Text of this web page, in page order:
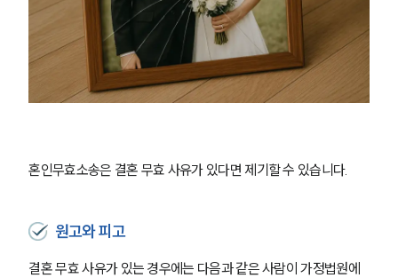
혼인무효소송은 결혼 무효 사유가 있다면 제기할 수 있습니다.
원고와 피고
결혼 무효 사유가 있는 경우에는 다음과 같은 사람이 가정법원에